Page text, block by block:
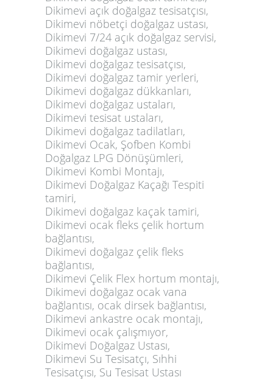
Dikimevi açık doğalgaz tesisatçısı,
Dikimevi nöbetçi doğalgaz ustası,
Dikimevi 7/24 açık doğalgaz servisi,
Dikimevi doğalgaz ustası,
Dikimevi doğalgaz tesisatçısı,
Dikimevi doğalgaz tamir yerleri,
Dikimevi doğalgaz dükkanları,
Dikimevi doğalgaz ustaları,
Dikimevi tesisat ustaları,
Dikimevi doğalgaz tadilatları,
Dikimevi Ocak, Şofben Kombi
Doğalgaz LPG Dönüşümleri,
Dikimevi Kombi Montajı,
Dikimevi Doğalgaz Kaçağı Tespiti
tamiri,
Dikimevi doğalgaz kaçak tamiri,
Dikimevi ocak fleks çelik hortum
bağlantısı,
Dikimevi doğalgaz çelik fleks
bağlantısı,
Dikimevi Çelik Flex hortum montajı,
Dikimevi doğalgaz ocak vana
bağlantısı, ocak dirsek bağlantısı,
Dikimevi ankastre ocak montajı,
Dikimevi ocak çalışmıyor,
Dikimevi Doğalgaz Ustası,
Dikimevi Su Tesisatçı, Sıhhi
Tesisatçısı, Su Tesisat Ustası